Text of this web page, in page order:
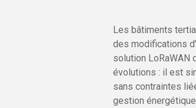
Les bâtiments
des modifications
solution LoRaWAN
évolutions : il est
sans contraintes
gestion